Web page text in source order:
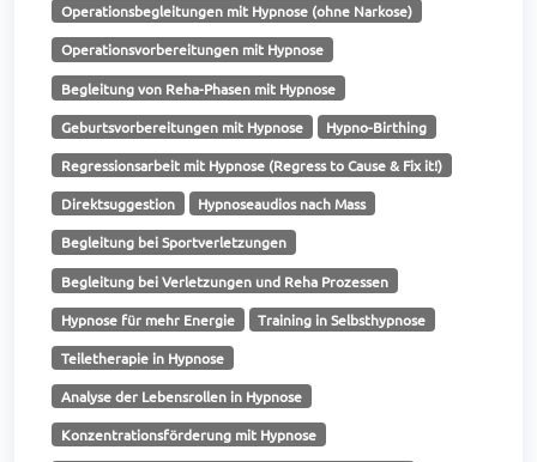
Operationsbegleitungen mit Hypnose (ohne Narkose)
Operationsvorbereitungen mit Hypnose
Begleitung von Reha-Phasen mit Hypnose
Geburtsvorbereitungen mit Hypnose Hypno-Birthing
Regressionsarbeit mit Hypnose (Regress to Cause & Fix it!)
Direktsuggestion Hypnoseaudios nach Mass
Begleitung bei Sportverletzungen
Begleitung bei Verletzungen und Reha Prozessen
Hypnose für mehr Energie Training in Selbsthypnose
Teiletherapie in Hypnose
Analyse der Lebensrollen in Hypnose
Konzentrationsförderung mit Hypnose